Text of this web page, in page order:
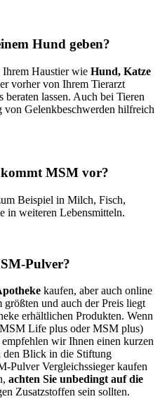
Hund geben?
Haustier wie Hund, Katze
vorher von Ihrem Tierarzt
beraten lassen. Auch bei Tieren
von Gelenkbeschwerden hilfreich
MSM vor?
Beispiel in Milch, Fisch,
in weiteren Lebensmitteln.
Pulver?
kaufen, aber auch online
und auch der Preis liegt
erhältlichen Produkten. Wenn
Life plus oder MSM plus)
wir Ihnen einen kurzen
den Blick in die Stiftung
Pulver Vergleichssieger kaufen
achten Sie unbedingt auf die
Zusatzstoffen sein sollten.